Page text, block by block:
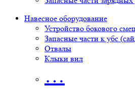
Навесное оборудование
Устройство бокового
Запасные части к убс
Отвалы
Клыки вил
…